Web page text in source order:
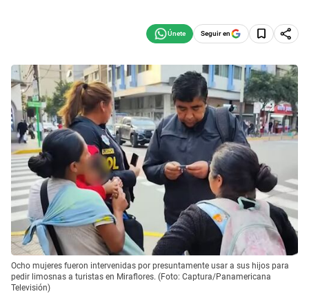
Seguir en
Ocho mujeres fueron intervenidas por presuntamente usar a sus hijos para
pedir limosnas a turistas en Miraflores. (Foto: Captura/Panamericana
Televisión)